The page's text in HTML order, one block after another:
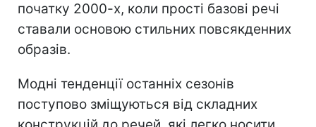
початку 2000-х, коли прості базові речі
ставали основою стильних повсякденних
образів.
Модні тенденції останніх сезонів
поступово зміщуються від складних